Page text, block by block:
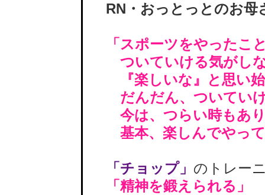
RN・おっとっとのお母
「スポーツをやったこ
ついていける気がしな
『楽しいな』と思い始
だんだん、ついていけ
今は、つらい時もあり
基本、楽しんでやって
「チョップ」 のトレー
「精神を鍛えられる」